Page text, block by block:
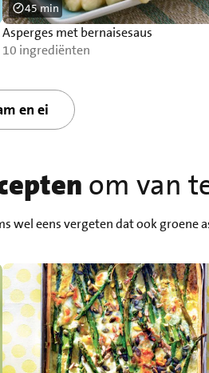
Asperges met bernaisesaus
10 ingrediënten
45 min
en ei
om van
wel eens vergeten dat ook